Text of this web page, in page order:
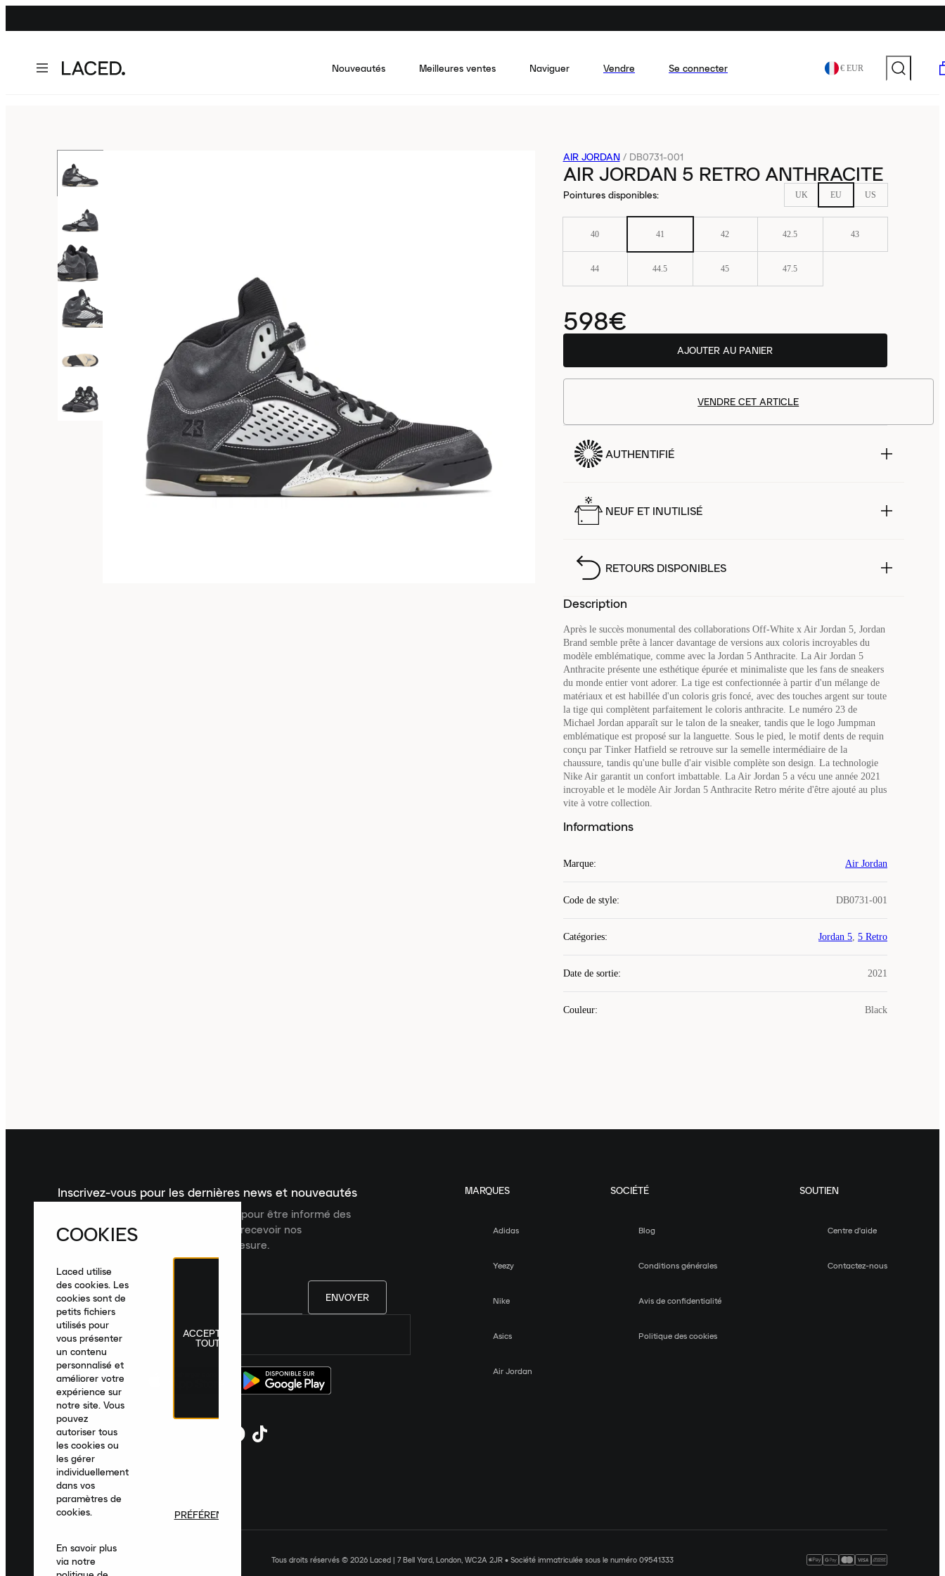
Nouveautés Meilleures ventes Naviguer Vendre Se connecter € EUR
AIR JORDAN / DB0731-001
AIR JORDAN 5 RETRO ANTHRACITE
Pointures disponibles: UK EU US
40 41 42 42.5 43
44 44.5 45 47.5
598€
AJOUTER AU PANIER
VENDRE CET ARTICLE
AUTHENTIFIÉ
NEUF ET INUTILISÉ
RETOURS DISPONIBLES
Description
Après le succès monumental des collaborations Off-White x Air Jordan 5, Jordan
Brand semble prête à lancer davantage de versions aux coloris incroyables du
modèle emblématique, comme avec la Jordan 5 Anthracite. La Air Jordan 5
Anthracite présente une esthétique épurée et minimaliste que les fans de sneakers
du monde entier vont adorer. La tige est confectionnée à partir d'un mélange de
matériaux et est habillée d'un coloris gris foncé, avec des touches argent sur toute
la tige qui complètent parfaitement le coloris anthracite. Le numéro 23 de
Michael Jordan apparaît sur le talon de la sneaker, tandis que le logo Jumpman
emblématique est proposé sur la languette. Sous le pied, le motif dents de requin
conçu par Tinker Hatfield se retrouve sur la semelle intermédiaire de la
chaussure, tandis qu'une bulle d'air visible complète son design. La technologie
Nike Air garantit un confort imbattable. La Air Jordan 5 a vécu une année 2021
incroyable et le modèle Air Jordan 5 Anthracite Retro mérite d'être ajouté au plus
vite à votre collection.
Informations
Marque: Air Jordan
Code de style: DB0731-001
Catégories: Jordan 5, 5 Retro
Date de sortie: 2021
Couleur: Black
Inscrivez-vous pour les dernières news et nouveautés
Inscrivez-vous à la newsletter Laced pour être informé des
dernières nouveautés, collections et recevoir nos
recommandations de produits sur mesure.
ENVOYER
France|Français
MARQUES
Adidas
Yeezy
Nike
Asics
Air Jordan
SOCIÉTÉ
Blog
Conditions générales
Avis de confidentialité
Politique des cookies
SOUTIEN
Centre d'aide
Contactez-nous
Tous droits réservés © 2026 Laced | 7 Bell Yard, London, WC2A 2JR • Société immatriculée sous le numéro 09541333
COOKIES
Laced utilise
des cookies. Les
cookies sont de
petits fichiers
utilisés pour
vous présenter
un contenu
personnalisé et
améliorer votre
expérience sur
notre site. Vous
pouvez
autoriser tous
les cookies ou
les gérer
individuellement
dans vos
paramètres de
cookies.
En savoir plus
via notre
ACCEPTER
TOUT
PRÉFÉRENCES